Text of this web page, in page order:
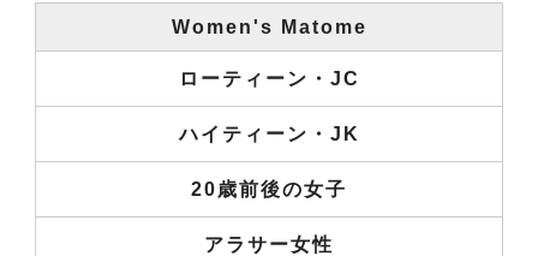
Women's Matome
ローティーン・JC
ハイティーン・JK
20歳前後の女子
アラサー女性